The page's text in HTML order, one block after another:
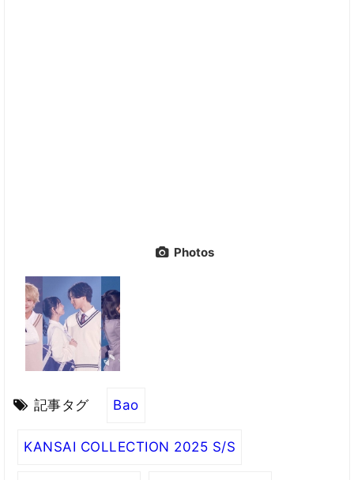
Photos
記事タグ Bao
KANSAI COLLECTION 2025 S/S